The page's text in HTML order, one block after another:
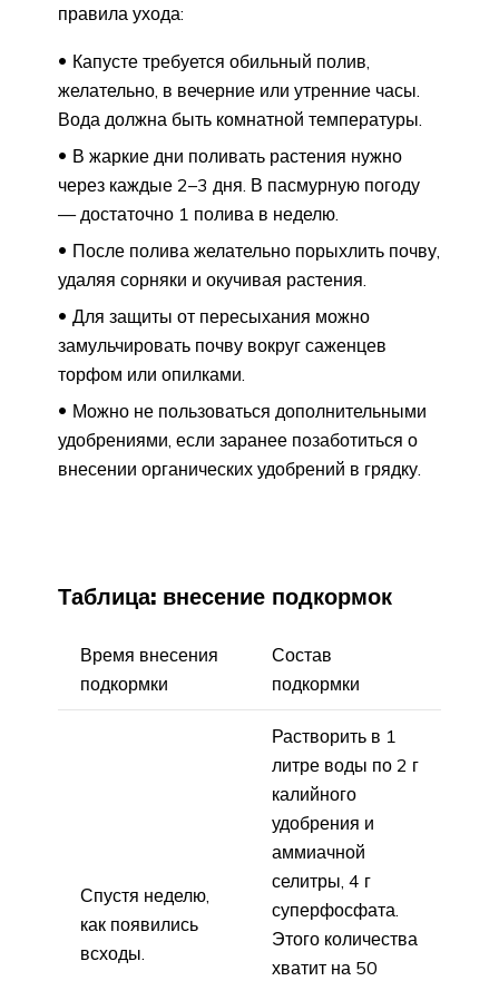
правила ухода:
Капусте требуется обильный полив,
желательно, в вечерние или утренние часы.
Вода должна быть комнатной температуры.
В жаркие дни поливать растения нужно
через каждые 2–3 дня. В пасмурную погоду
— достаточно 1 полива в неделю.
После полива желательно порыхлить почву,
удаляя сорняки и окучивая растения.
Для защиты от пересыхания можно
замульчировать почву вокруг саженцев
торфом или опилками.
Можно не пользоваться дополнительными
удобрениями, если заранее позаботиться о
внесении органических удобрений в грядку.
Таблица: внесение подкормок
Время внесения
подкормки
Состав
подкормки
Спустя неделю,
как появились
всходы.
Растворить в 1
литре воды по 2 г
калийного
удобрения и
аммиачной
селитры, 4 г
суперфосфата.
Этого количества
хватит на 50